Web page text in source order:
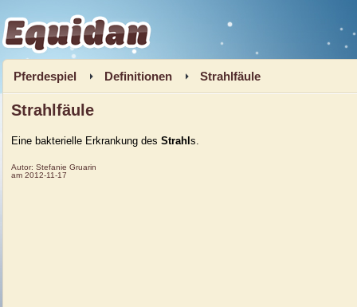
Equidan
Pferdespiel Definitionen Strahlfäule
Strahlfäule
Eine bakterielle Erkrankung des Strahl s.
Autor: Stefanie Gruarin
am 2012-11-17